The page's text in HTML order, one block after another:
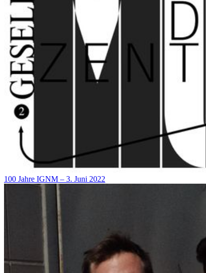
100 Jahre IGNM – 3. Juni 2022